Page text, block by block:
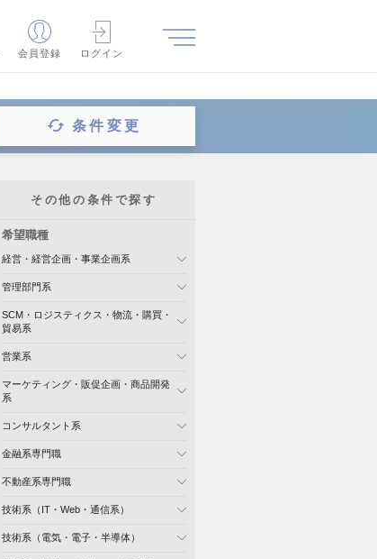
会員登録 ログイン
条件変更
その他の条件で探す
希望職種
経営・経営企画・事業企画系
管理部門系
SCM・ロジスティクス・物流・購買・
貿易系
営業系
マーケティング・販促企画・商品開発
系
コンサルタント系
金融系専門職
不動産系専門職
技術系（IT・Web・通信系）
技術系（電気・電子・半導体）